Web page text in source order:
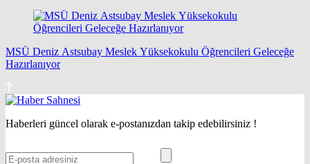
MSÜ Deniz Astsubay Meslek Yüksekokulu Öğrencileri Geleceğe
Hazırlanıyor
Haberleri güncel olarak e-postanızdan takip edebilirsiniz !